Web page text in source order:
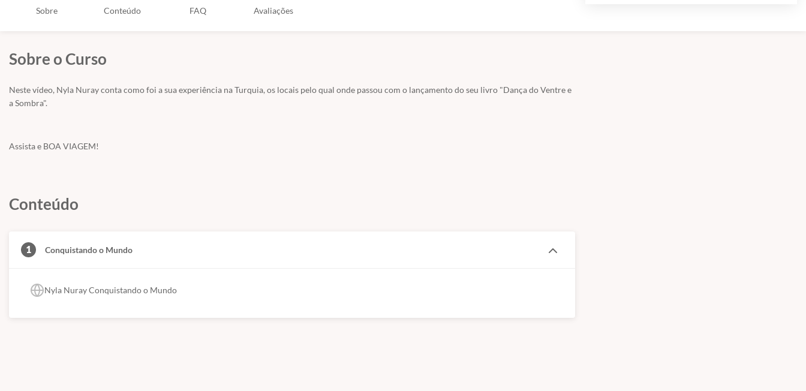
Sobre Conteúdo FAQ Avaliações
Sobre o Curso
Neste vídeo, Nyla Nuray conta como foi a sua experiência na Turquia, os locais pelo qual onde passou com o lançamento do seu livro "Dança do Ventre e
a Sombra".
Assista e BOA VIAGEM!
Conteúdo
1 Conquistando o Mundo
Nyla Nuray Conquistando o Mundo